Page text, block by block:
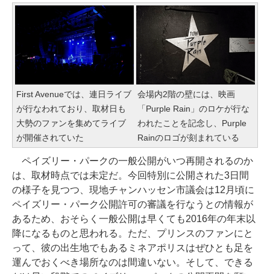
First Avenueでは、連日ライブ
が行なわれており、取材日も
大勢のファンを集めてライブ
が開催されていた
会場内2階の壁には、映画
「Purple Rain」のロケが行な
われたことを記念し、Purple
Rainのロゴが刻まれている
ペイズリー・パークの一般公開がいつ再開されるのか
は、取材時点では未定だ。今回特別に公開された3日間
の様子を見つつ、現地チャンハッセン市議会は12月頃に
ペイズリー・パーク公開許可の審議を行なうとの情報が
あるため、おそらく一般公開は早くても2016年の年末以
降になるものと思われる。ただ、プリンスのファンにと
って、彼の出生地でもあるミネアポリスはぜひとも足を
運んでおくべき場所なのは間違いない。そして、できる